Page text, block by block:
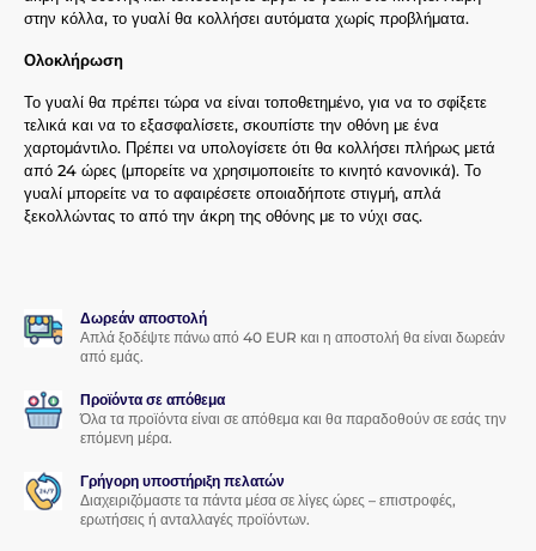
στην κόλλα, το γυαλί θα κολλήσει αυτόματα χωρίς προβλήματα.
Ολοκλήρωση
Το γυαλί θα πρέπει τώρα να είναι τοποθετημένο, για να το σφίξετε
τελικά και να το εξασφαλίσετε, σκουπίστε την οθόνη με ένα
χαρτομάντιλο. Πρέπει να υπολογίσετε ότι θα κολλήσει πλήρως μετά
από 24 ώρες (μπορείτε να χρησιμοποιείτε το κινητό κανονικά). Το
γυαλί μπορείτε να το αφαιρέσετε οποιαδήποτε στιγμή, απλά
ξεκολλώντας το από την άκρη της οθόνης με το νύχι σας.
Δωρεάν αποστολή
Απλά ξοδέψτε πάνω από 40 EUR και η αποστολή θα είναι δωρεάν
από εμάς.
Προϊόντα σε απόθεμα
Όλα τα προϊόντα είναι σε απόθεμα και θα παραδοθούν σε εσάς την
επόμενη μέρα.
Γρήγορη υποστήριξη πελατών
Διαχειριζόμαστε τα πάντα μέσα σε λίγες ώρες – επιστροφές,
ερωτήσεις ή ανταλλαγές προϊόντων.